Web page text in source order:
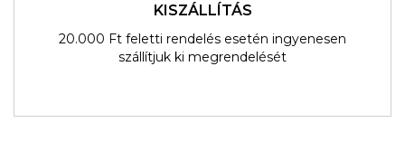
KISZÁLLÍTÁS
20.000 Ft feletti rendelés esetén ingyenesen
szállítjuk ki megrendelését